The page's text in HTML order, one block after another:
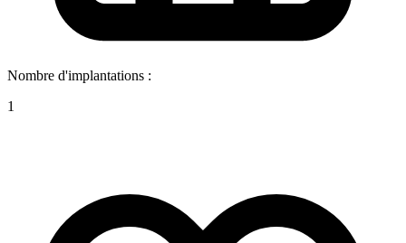
Nombre d'implantations :
1